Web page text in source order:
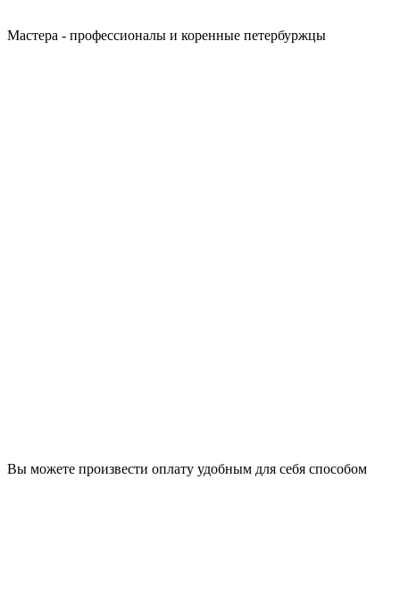
Мастера - профессионалы и коренные петербуржцы
Вы можете произвести оплату удобным для себя способом